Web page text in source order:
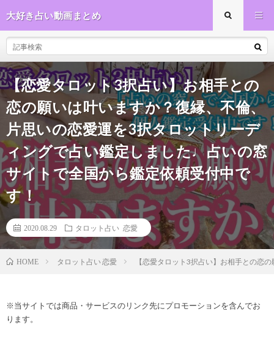
大好き占い動画まとめ
【恋愛タロット3択占い】お相手との
恋の願いは叶いますか？復縁、不倫、
片思いの恋愛運を3択タロットリーデ
ィングで占い鑑定しました♩占いの窓
サイトで全国から鑑定依頼受付中で
す！
2020.08.29 タロット占い 恋愛
HOME タロット占い 恋愛 【恋愛タロット3択占い】お相手との恋
※当サイトでは商品・サービスのリンク先にプロモーションを含んでお
ります。